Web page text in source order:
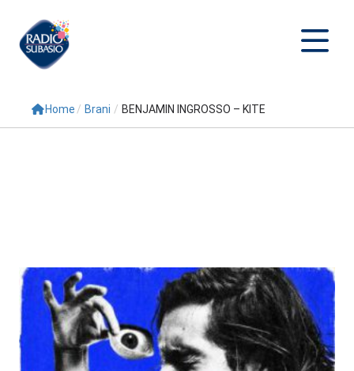
Cerca
Programmi
Conduttori
Repliche
Podcast
Home / Brani / BENJAMIN INGROSSO – KITE